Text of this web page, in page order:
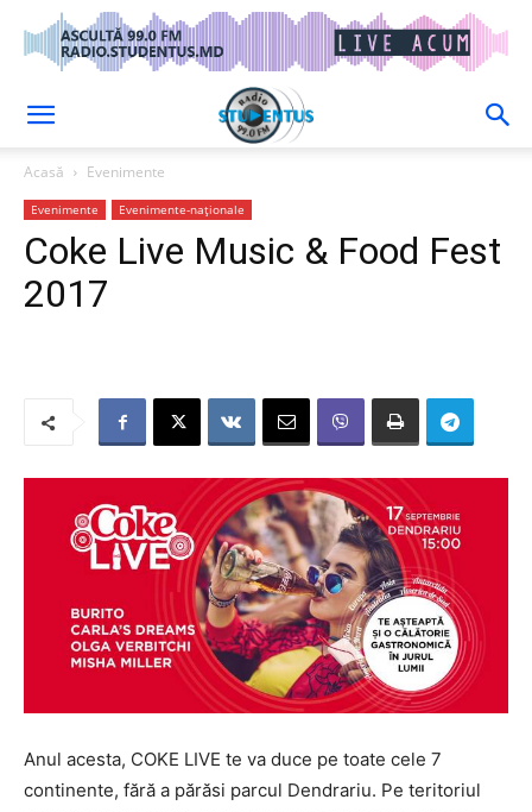
Acasă Evenimente
Evenimente Evenimente-naționale
Coke Live Music & Food Fest
2017
Anul acesta, COKE LIVE te va duce pe toate cele 7
continente, fără a părăsi parcul Dendrariu. Pe teritoriul